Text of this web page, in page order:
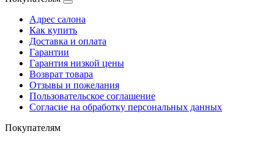
Адрес салона
Как купить
Доставка и оплата
Гарантии
Гарантия низкой цены
Возврат товара
Отзывы и пожелания
Пользовательское соглашение
Согласие на обработку персональных данных
Покупателям